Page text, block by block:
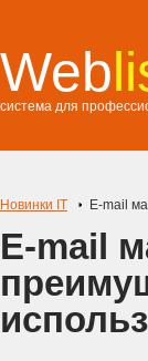
Web
система для
Новинки IT E-mail
E-mail